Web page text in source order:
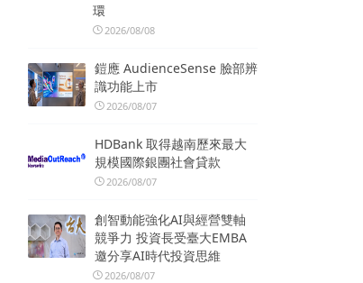
環
2026/08/08
鎧應 AudienceSense 臉部辨
識功能上市
2026/08/07
HDBank 取得越南歷來最大
規模國際銀團社會貸款
2026/08/07
創智動能強化AI與經營雙軸
競爭力 投資長受臺大EMBA
邀分享AI時代投資思維
2026/08/07